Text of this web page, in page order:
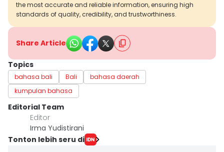
the most accurate and reliable information, ensuring high
standards of quality, credibility, and trustworthiness.
Share Article
Topics
bahasa bali Bali
bahasa daerah
kumpulan bahasa
Editorial Team
Editor
Irma Yudistirani
Tonton lebih seru di